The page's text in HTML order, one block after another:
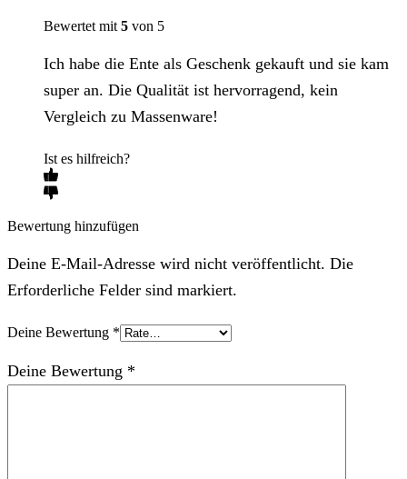
Bewertet mit 5 von 5
Ich habe die Ente als Geschenk gekauft und sie kam
super an. Die Qualität ist hervorragend, kein
Vergleich zu Massenware!
Ist es hilfreich?
Bewertung hinzufügen
Deine E-Mail-Adresse wird nicht veröffentlicht. Die
Erforderliche Felder sind markiert.
Deine Bewertung *
Deine Bewertung *